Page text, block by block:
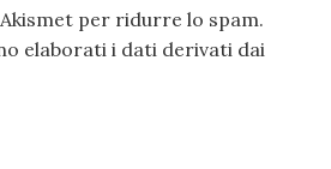
per ridurre lo spam.
elaborati i dati derivati dai